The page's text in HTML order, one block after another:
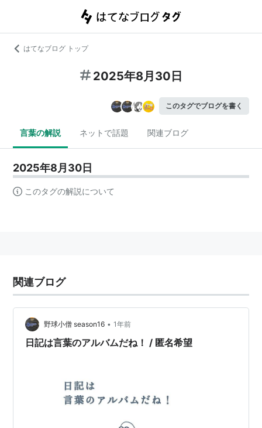
はてなブログ トップ
2025年8月30日
このタグでブログを書く
言葉の解説 ネットで話題 関連ブログ
2025年8月30日
このタグの解説について
関連ブログ
野球小僧 season16 • 1年前
日記は言葉のアルバムだね！ / 匿名希望